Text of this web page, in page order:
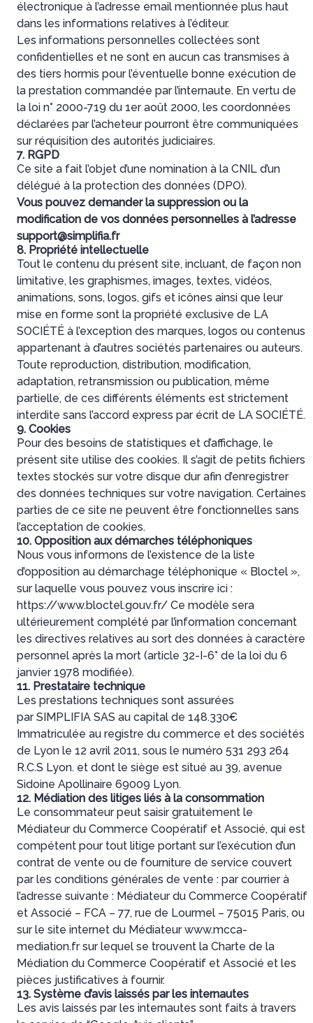
électronique à l’adresse email mentionnée plus haut
dans les informations relatives à l’éditeur.
Les informations personnelles collectées sont
confidentielles et ne sont en aucun cas transmises à
des tiers hormis pour l’éventuelle bonne exécution de
la prestation commandée par l’internaute. En vertu de
la loi n° 2000-719 du 1er août 2000, les coordonnées
déclarées par l’acheteur pourront être communiquées
sur réquisition des autorités judiciaires.
7. RGPD
Ce site a fait l’objet d’une nomination à la CNIL d’un
délégué à la protection des données (DPO).
Vous pouvez demander la suppression ou la
modification de vos données personnelles à l’adresse
support@simplifia.fr
8. Propriété intellectuelle
Tout le contenu du présent site, incluant, de façon non
limitative, les graphismes, images, textes, vidéos,
animations, sons, logos, gifs et icônes ainsi que leur
mise en forme sont la propriété exclusive de LA
SOCIÉTÉ à l’exception des marques, logos ou contenus
appartenant à d’autres sociétés partenaires ou auteurs.
Toute reproduction, distribution, modification,
adaptation, retransmission ou publication, même
partielle, de ces différents éléments est strictement
interdite sans l’accord express par écrit de LA SOCIÉTÉ.
9. Cookies
Pour des besoins de statistiques et d’affichage, le
présent site utilise des cookies. Il s’agit de petits fichiers
textes stockés sur votre disque dur afin d’enregistrer
des données techniques sur votre navigation. Certaines
parties de ce site ne peuvent être fonctionnelles sans
l’acceptation de cookies.
10. Opposition aux démarches téléphoniques
Nous vous informons de l’existence de la liste
d’opposition au démarchage téléphonique « Bloctel »,
sur laquelle vous pouvez vous inscrire ici :
https://www.bloctel.gouv.fr/ Ce modèle sera
ultérieurement complété par l’information concernant
les directives relatives au sort des données à caractère
personnel après la mort (article 32-I-6° de la loi du 6
janvier 1978 modifiée).
11. Prestataire technique
Les prestations techniques sont assurées
par SIMPLIFIA SAS au capital de 148.330€
Immatriculée au registre du commerce et des sociétés
de Lyon le 12 avril 2011, sous le numéro 531 293 264
R.C.S Lyon. et dont le siège est situé au 39, avenue
Sidoine Apollinaire 69009 Lyon.
12. Médiation des litiges liés à la consommation
Le consommateur peut saisir gratuitement le
Médiateur du Commerce Coopératif et Associé, qui est
compétent pour tout litige portant sur l’exécution d’un
contrat de vente ou de fourniture de service couvert
par les conditions générales de vente : par courrier à
l’adresse suivante : Médiateur du Commerce Coopératif
et Associé – FCA – 77, rue de Lourmel – 75015 Paris, ou
sur le site internet du Médiateur www.mcca-
mediation.fr sur lequel se trouvent la Charte de la
Médiation du Commerce Coopératif et Associé et les
pièces justificatives à fournir.
13. Système d’avis laissés par les internautes
Les avis laissés par les internautes sont faits à travers